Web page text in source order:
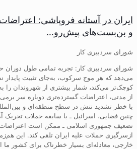
ایران در آستانه فروپاشی:
و بن‌بست‌های پیش‌رو…
شورای سردبیری کار
شورای سردبیری کار: تجربه تمامی طول
می‌دهد که هر موج سرکوب، به‌جای تثبیت پایدار
کوچک‌تر می‌کند، شمار بیشتری از شهروندان
از مدتی، اعتراضات گسترده‌تری دوباره سر
با خطر تشدید تنش در سطح منطقه‌ای و
چنین فضایی، اسرائیل ـ با سابقه حملات تحریک
تضعیف جمهوری اسلامی ـ ممکن است
ازسرگیری حملات علیه ایران تلقی کند. این
خارجی، معادله‌ای بسیار خطرناک برای کشور ما